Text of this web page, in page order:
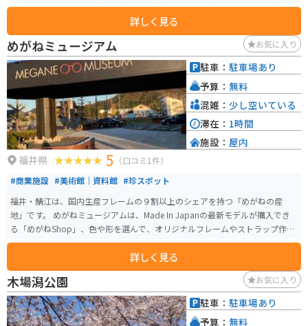
ます。 バイクで訪れる際は、道の駅の駐車場にバイク専用のスペースがあり
ます。また、周辺には、眼鏡の産地として知られる鯖江市街地や、雄大な自
然を楽しめる越前海岸など、ツーリングスポットも充実しています。 地元の
名産品としては、鯖江市の伝統工芸品である鯖江眼鏡や、越前漆器などが有
名です。道の駅内の売店でも購入できます。
詳しく見る
めがねミュージアム お気に入り
福井県 5 （口コミ1件）
#商業施設 #美術館｜資料館 #珍スポット
福井・鯖江は、国内生産フレームの９割以上のシェアを持つ「めがねの産
地」です。 めがねミュージアムは、Made In Japanの最新モデルが購入でき
る「めがねShop」、色や形を選んで、オリジナルフレームやストラップ作り
を体験できる「体験工房」、めがねの歴史をより深く知ることができる「め
がね博物館」など、めがねを見て、触れて、体験できるスポットです。
詳しく見る
駐車： 駐車場あり
予算： 無料
混雑： 少し空いている
滞在： 1時間
施設： 屋内
木場潟公園 お気に入り
駐車： 駐車場あり
予算： 無料